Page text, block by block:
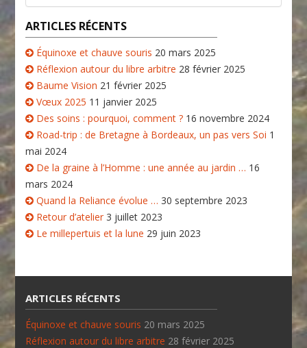
ARTICLES RÉCENTS
Équinoxe et chauve souris 20 mars 2025
Réflexion autour du libre arbitre 28 février 2025
Baume Vision 21 février 2025
Vœux 2025 11 janvier 2025
Des soins : pourquoi, comment ? 16 novembre 2024
Road-trip : de Bretagne à Bordeaux, un pas vers Soi 1
mai 2024
De la graine à l’Homme : une année au jardin … 16
mars 2024
Quand la Reliance évolue … 30 septembre 2023
Retour d’atelier 3 juillet 2023
Le millepertuis et la lune 29 juin 2023
ARTICLES RÉCENTS
Équinoxe et chauve souris 20 mars 2025
Réflexion autour du libre arbitre 28 février 2025